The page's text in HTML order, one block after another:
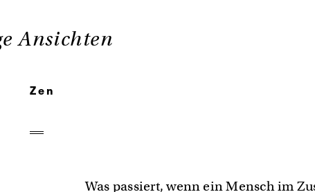
Ansichten
Zen
Was passiert, wenn ein Mensch im